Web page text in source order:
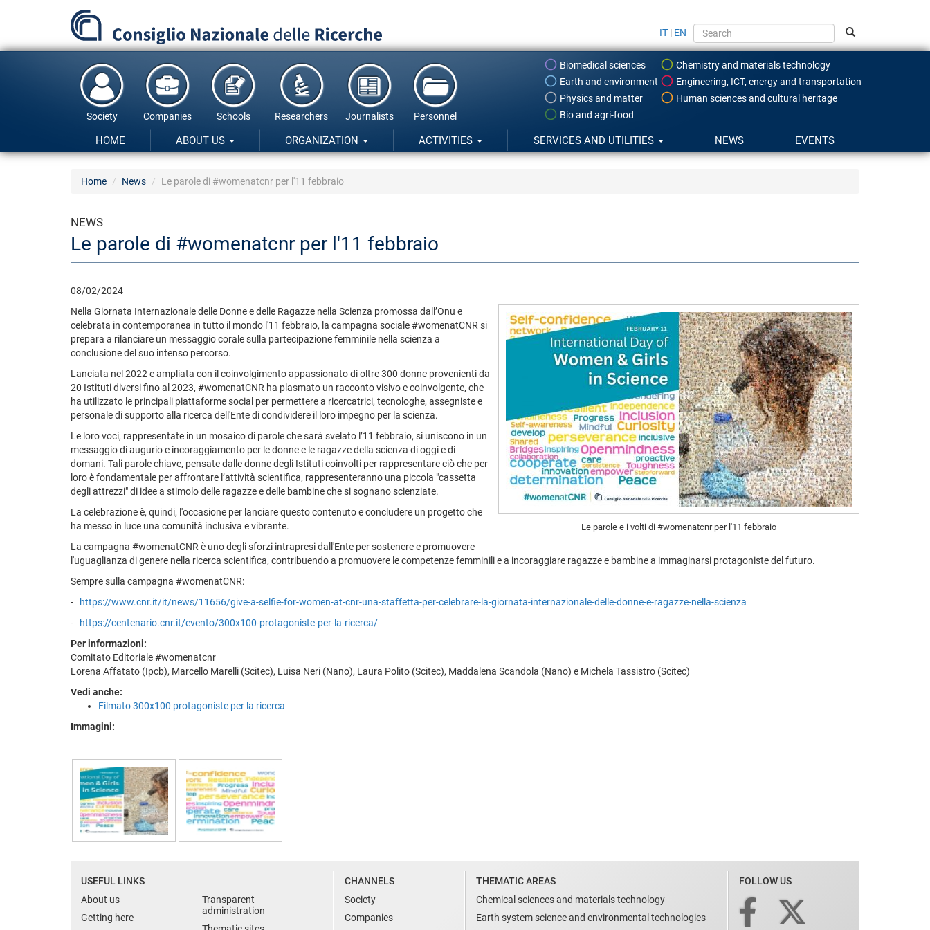
content
IT | EN
Biomedical sciences
Chemistry and materials technology
Earth and environment
Engineering, ICT, energy and transportation
Physics and matter
Human sciences and cultural heritage
Bio and agri-food
Society Companies Schools Researchers Journalists Personnel
HOME ABOUT US ORGANIZATION ACTIVITIES SERVICES AND UTILITIES NEWS EVENTS
Home News Le parole di #womenatcnr per l'11 febbraio
NEWS
Le parole di #womenatcnr per l'11 febbraio
08/02/2024
Le parole e i volti di #womenatcnr per l'11 febbraio
Nella Giornata Internazionale delle Donne e delle Ragazze nella Scienza promossa dall’Onu e
celebrata in contemporanea in tutto il mondo l'11 febbraio, la campagna sociale #womenatCNR si
prepara a rilanciare un messaggio corale sulla partecipazione femminile nella scienza a
conclusione del suo intenso percorso.
Lanciata nel 2022 e ampliata con il coinvolgimento appassionato di oltre 300 donne provenienti da
20 Istituti diversi fino al 2023, #womenatCNR ha plasmato un racconto visivo e coinvolgente, che
ha utilizzato le principali piattaforme social per permettere a ricercatrici, tecnologhe, assegniste e
personale di supporto alla ricerca dell'Ente di condividere il loro impegno per la scienza.
Le loro voci, rappresentate in un mosaico di parole che sarà svelato l’11 febbraio, si uniscono in un
messaggio di augurio e incoraggiamento per le donne e le ragazze della scienza di oggi e di
domani. Tali parole chiave, pensate dalle donne degli Istituti coinvolti per rappresentare ciò che per
loro è fondamentale per affrontare l’attività scientifica, rappresenteranno una piccola "cassetta
degli attrezzi" di idee a stimolo delle ragazze e delle bambine che si sognano scienziate.
La celebrazione è, quindi, l'occasione per lanciare questo contenuto e concludere un progetto che
ha messo in luce una comunità inclusiva e vibrante.
La campagna #womenatCNR è uno degli sforzi intrapresi dall'Ente per sostenere e promuovere
l'uguaglianza di genere nella ricerca scientifica, contribuendo a promuovere le competenze femminili e a incoraggiare ragazze e bambine a immaginarsi protagoniste del futuro.
Sempre sulla campagna #womenatCNR:
-
https://www.cnr.it/it/news/11656/give-a-selfie-for-women-at-cnr-una-staffetta-per-celebrare-la-giornata-internazionale-delle-donne-e-ragazze-nella-scienza
-
https://centenario.cnr.it/evento/300x100-protagoniste-per-la-ricerca/
Per informazioni:
Comitato Editoriale #womenatcnr
Lorena Affatato (Ipcb), Marcello Marelli (Scitec), Luisa Neri (Nano), Laura Polito (Scitec), Maddalena Scandola (Nano) e Michela Tassistro (Scitec)
Vedi anche:
Filmato 300x100 protagoniste per la ricerca
Immagini:
USEFUL LINKS
About us
Getting here
Transparent
administration
CHANNELS
Society
Companies
THEMATIC AREAS
Chemical sciences and materials technology
Earth system science and environmental technologies
FOLLOW US